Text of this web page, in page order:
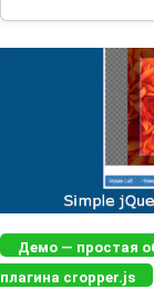
Демо — простая
плагина cropper.js